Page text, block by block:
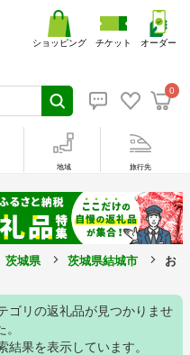
0
ショッピング チケット オーダー
地域 旅行先
茨城県 茨城県結城市 お
ゴリの返礼品が見つかりませ
結果を表示しています。